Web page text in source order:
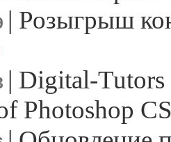
| Розыгрыш
| Digital-Tutors
Photoshop